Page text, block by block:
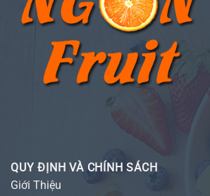
QUY ĐỊNH VÀ CHÍNH SÁCH
Giới Thiệu